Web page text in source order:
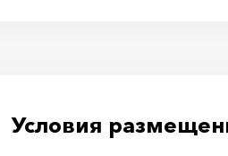
Условия